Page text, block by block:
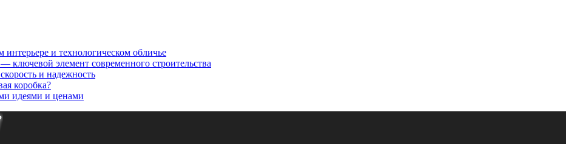
и технологическом обличье
ключевой элемент современного строительства
и надежность
коробка?
идеями и ценами